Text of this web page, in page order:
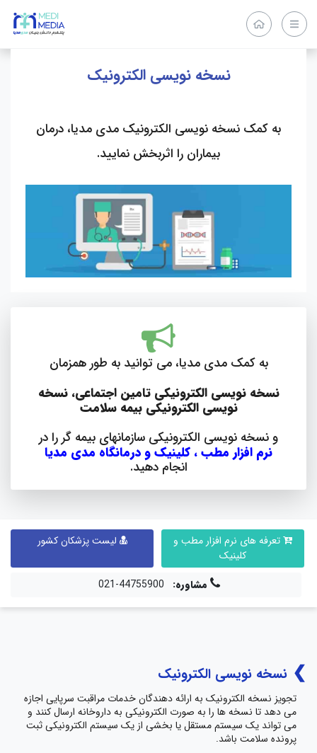
نسخه نویسی الکترونیک
به کمک نسخه نویسی الکترونیک مدی مدیا، درمان
بیماران را اثربخش نمایید.
به کمک مدی مدیا، می توانید به طور همزمان
نسخه نویسی الکترونیکی تامین اجتماعی، نسخه
نویسی الکترونیکی بیمه سلامت
و نسخه نویسی الکترونیکی سازمانهای بیمه گر را در
نرم افزار مطب ، کلینیک و درمانگاه مدی مدیا
انجام دهید.
تعرفه های نرم افزار مطب و
کلینیک
لیست پزشکان کشور
مشاوره:
نسخه نویسی الکترونیک
تجویز نسخه الکترونیک به ارائه دهندگان خدمات مراقبت سرپایی اجازه
می دهد تا نسخه ها را به صورت الکترونیکی به داروخانه ارسال کنند و
می تواند یک سیستم مستقل یا بخشی از یک سیستم الکترونیکی ثبت
پرونده سلامت باشد.